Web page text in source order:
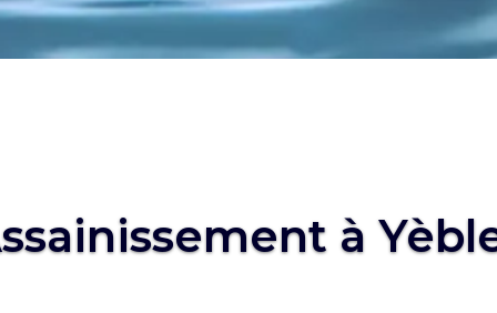
à